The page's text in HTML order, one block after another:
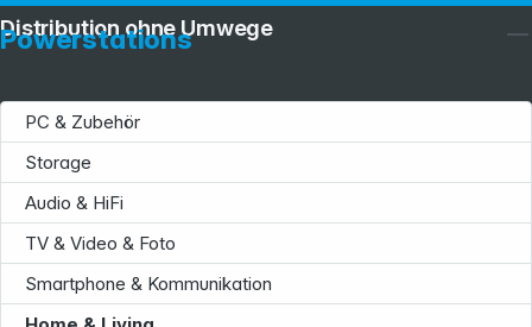
Powerstations
PC & Zubehör
Storage
Audio & HiFi
TV & Video & Foto
Smartphone & Kommunikation
Distribution ohne Umwege